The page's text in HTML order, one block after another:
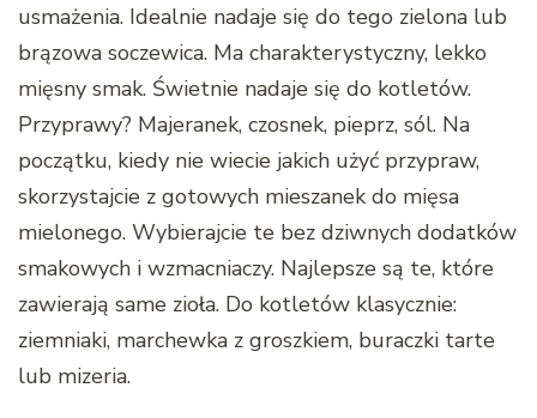
usmażenia. Idealnie nadaje się do tego zielona lub
brązowa soczewica. Ma charakterystyczny, lekko
mięsny smak. Świetnie nadaje się do kotletów.
Przyprawy? Majeranek, czosnek, pieprz, sól. Na
początku, kiedy nie wiecie jakich użyć przypraw,
skorzystajcie z gotowych mieszanek do mięsa
mielonego. Wybierajcie te bez dziwnych dodatków
smakowych i wzmacniaczy. Najlepsze są te, które
zawierają same zioła. Do kotletów klasycznie:
ziemniaki, marchewka z groszkiem, buraczki tarte
lub mizeria.